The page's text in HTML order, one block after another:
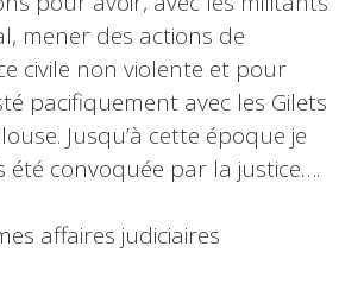
mener des actions de
civile non violente et pour
pacifiquement avec les Gilets
Jusqu’à cette époque je
été convoquée par la justice….
affaires judiciaires